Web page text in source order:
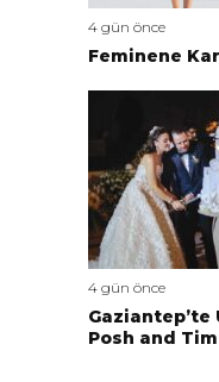
4 gün önce
Feminene
4 gün önce
Gaziantep’te
Posh and